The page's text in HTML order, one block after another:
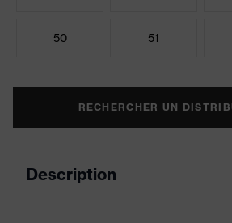
50 51
RECHERCHER UN
Description